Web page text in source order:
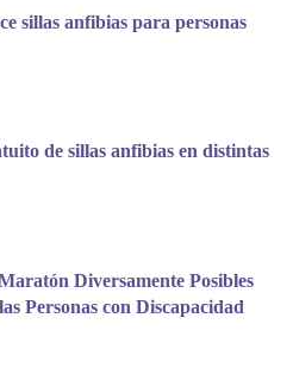
sillas anfibias para personas
de sillas anfibias en distintas
Diversamente Posibles
Personas con Discapacidad